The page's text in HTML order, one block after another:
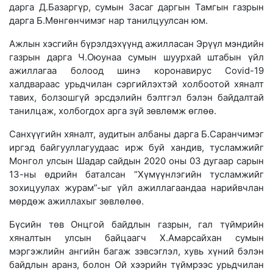
дарга Д.Базаргүр, сумын Засаг даргын Тамгын газрын
дарга Б.Мөнгөнчимэг нар танилцуулсан юм.
Ажлын хэсгийн бүрэлдэхүүнд ажилласан Эрүүл мэндийн
газрын дарга Ч.Оюунаа сумын шуурхай штабын үйл
ажиллагаа болоод шинэ коронавирус Covid-19
халдвараас урьдчилан сэргийлэхтэй холбоотой хяналт
тавих, болзошгүй эрсдэлийн бэлтгэл бэлэн байдалтай
танилцаж, холбогдох арга зүй зөвлөмж өглөө.
Санхүүгийн хяналт, аудитын албаны дарга Б.Саранчимэг
иргэд байгууллагуудаас ирж буй хандив, тусламжийг
Монгол улсын Шадар сайдын 2020 оны 03 дугаар сарын
13-ны өдрийн баталсан “Хүмүүнлэгийн тусламжийг
зохицуулах журам”-ыг үйл ажиллагаандаа нарийвчлан
мөрдөж ажиллахыг зөвлөлөө.
Бүсийн төв Онцгой байдлын газрын, гал түймрийн
хяналтын улсын байцаагч Х.Амарсайхан сумын
мэргэжлийн ангийн багаж зэвсэглэл, хувь хүний бэлэн
байдлын аранз, болон Ой хээрийн түймрээс урьдчилан